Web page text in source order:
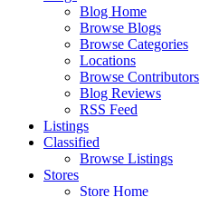
Blog Home
Browse Blogs
Browse Categories
Locations
Browse Contributors
Blog Reviews
RSS Feed
Listings
Classified
Browse Listings
Stores
Store Home